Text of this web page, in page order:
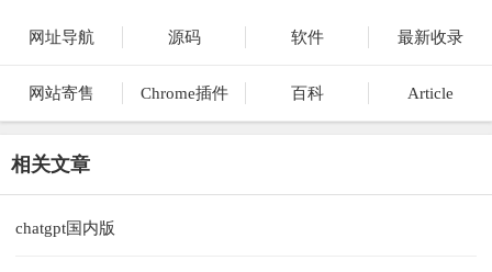
网址导航 源码 软件 最新收录
网站寄售 Chrome插件 百科 Article
相关文章
chatgpt国内版